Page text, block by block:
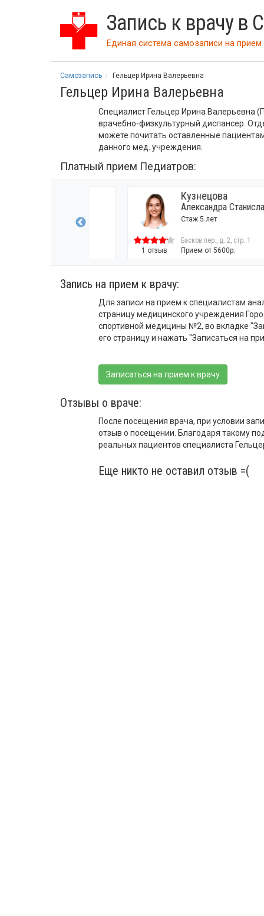
Запись к врачу в
Единая система самозаписи на прием
Самозапись Гельцер Ирина Валерьевна
Гельцер Ирина Валерьевна
Специалист Гельцер Ирина Валерьевна
врачебно-физкультурный диспансер.
можете почитать оставленные
данного мед. учреждения.
Платный прием Педиатров:
Кузнецова
Александра Станиславовна
Стаж 5 лет
Басков пер., д. 2, стр. 1
Прием от 5600р.
Запись на прием к врачу:
Для записи на прием к специалистам
страницу медицинского учреждения
спортивной медицины №2, во вкладке
его страницу и нажать "Записаться на
Записаться на прием к врачу
Отзывы о враче:
После посещения врача, при условии
отзыв о посещении. Благодаря такому
реальных пациентов специалиста
Еще никто не оставил отзыв =(